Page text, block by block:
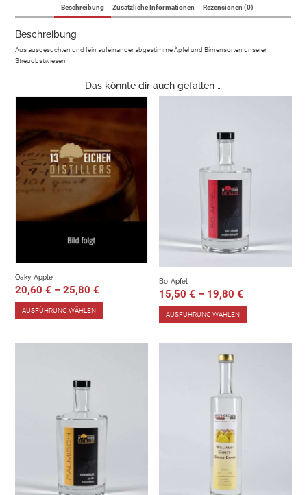
Beschreibung Zusätzliche Informationen Rezensionen (0)
Beschreibung
Aus ausgesuchten und fein aufeinander abgestimme Äpfel und Birnensorten unserer
Streuobstwiesen
Das könnte dir auch gefallen …
Oaky-Apple
20,60€ –25,80€
AUSFÜHRUNG WÄHLEN
Bo-Apfel
15,50€ – 19,80€
AUSFÜHRUNG WÄHLEN